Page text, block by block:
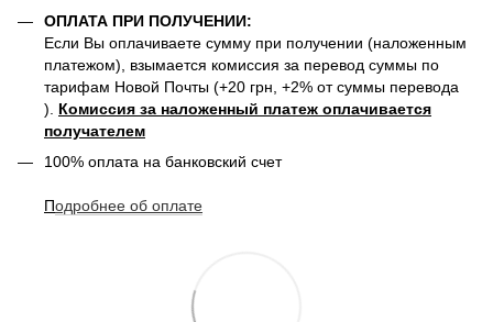
ОПЛАТА ПРИ ПОЛУЧЕНИИ:
Если Вы оплачиваете сумму при получении (наложенным
платежом), взымается комиссия за перевод суммы по
тарифам Новой Почты (+20 грн, +2% от суммы перевода
). Комиссия за наложенный платеж оплачивается
получателем
100% оплата на банковский счет
Подробнее об оплате